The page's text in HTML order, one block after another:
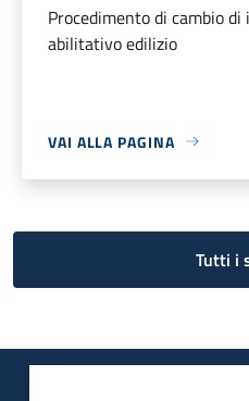
Procedimento di cambio
abilitativo edilizio
VAI ALLA PAGINA
Tutti i